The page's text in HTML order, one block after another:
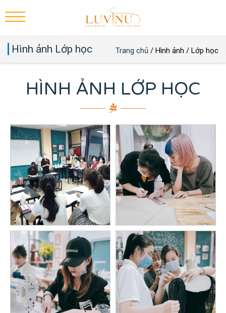
Hình ảnh Lớp học Trang chủ / Hình ảnh / Lớp học
HÌNH ẢNH LỚP HỌC